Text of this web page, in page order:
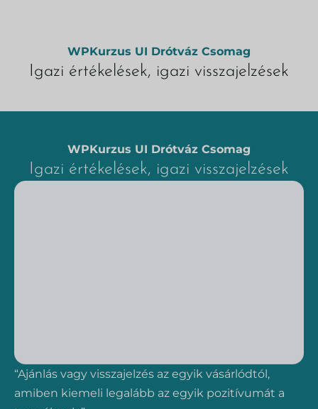
WPKurzus UI Drótváz Csomag
Igazi értékelések, igazi visszajelzések
WPKurzus UI Drótváz Csomag
Igazi értékelések, igazi visszajelzések
“Ajánlás vagy visszajelzés az egyik vásárlódtól,
amiben kiemeli legalább az egyik pozitívumát a